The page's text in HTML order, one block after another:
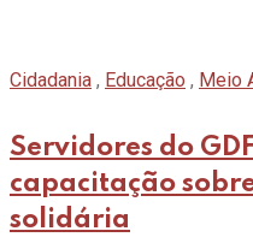
Cidadania , Educação , Meio
Servidores do
capacitação
solidária